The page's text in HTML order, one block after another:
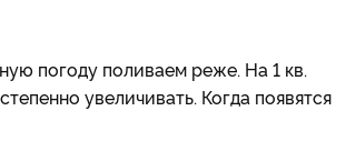
погоду поливаем реже. На 1 кв.
увеличивать. Когда появятся